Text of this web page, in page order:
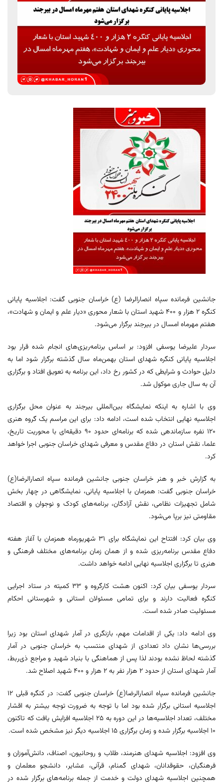
جانشین فرمانده سپاه انصارالرضا (ع) خراسان جنوبی گفت: اجلاسیه پایانی
کنگره ۲ هزار و ۴۰۰ شهید استان با شعار محوری «دیار علم و ایمان و شهادت»،
هفتم مهرماه امسال در بیرجند برگزار می‌شود.
سردار علیرضا یوسفی افزود: بر اساس برنامه‌ریزی‌های انجام شده قرار بود
اجلاسیه پایانی کنگره شهدای استان بهمن‌ماه سال گذشته برگزار شود اما به
دلیل حوادث و شرایطی که در کشور رخ داد، این برنامه به تعویق افتاد و برگزاری
آن به سال جاری موکول شد.
وی با اشاره به اینکه نمایشگاه بین‌المللی بیرجند به عنوان محل برگزاری
اجلاسیه نهایی انتخاب شده است، ادامه داد: برای این مراسم یک گروه هنری
۱۲۰ نفره سازماندهی شده که برنامه‌ای حدود ۹۰ دقیقه‌ای با محوریت تاریخ،
علما، نقش استان در دفاع مقدس و معرفی شهدای خراسان جنوبی اجرا خواهد
کرد.
به گزارش خبر و هنر خراسان جنوبی جانشین فرمانده سپاه انصارالرضا(ع)
خراسان جنوبی گفت: همزمان با اجلاسیه پایانی، نمایشگاهی در چهار بخش
شامل تجهیزات نظامی، نقش آزادگان، برنامه‌های کودک و نوجوان و اقتصاد
مقاومتی نیز برپا می‌شود.
وی بیان کرد: افتتاح این نمایشگاه برای ۳۱ شهریورماه همزمان با آغاز هفته
دفاع مقدس برنامه‌ریزی شده و از همان زمان برنامه‌های مختلف فرهنگی و
هنری تا برگزاری اجلاسیه نهایی ادامه خواهد داشت.
سردار یوسفی بیان کرد: اکنون هشت کارگروه و ۳۳ کمیته در ستاد اجرایی
کنگره فعالیت دارند و برای تمامی مسئولان استانی و شهرستانی احکام
مسئولیت صادر شده است.
وی ادامه داد: یکی از اقدامات مهم، بازنگری در آمار شهدای استان بود زیرا
بررسی‌ها نشان داد تعدادی از شهدای منتسب به خراسان جنوبی در آمار
گذشته لحاظ نشده بودند لذا پس از هماهنگی با بنیاد شهید و مراجع ذی‌ربط،
آمار شهدای استان از حدود ۲ هزار نفر به ۲ هزار و ۴۰۰ شهید اصلاح شد.
جانشین فرمانده سپاه انصارالرضا(ع) خراسان جنوبی گفت: در کنگره قبلی ۱۲
اجلاسیه استانی برگزار شده بود اما با توجه به ضرورت توجه بیشتر به اقشار
مختلف، تعداد اجلاسیه‌ها در این دوره به ۲۵ اجلاسیه افزایش یافت که تاکنون
۱۰ اجلاسیه برگزار شده و زمان برگزاری ۱۵ اجلاسیه دیگر نیز مشخص شده است.
وی افزود: اجلاسیه شهدای هنرمند، طلاب و روحانیون، اصناف، دانش‌آموزان و
فرهنگیان، حقوقدانان، شهدای گمنام، قرآنی، عشایر، دانشجو معلمان و
همچنین اجلاسیه شهدای دولت و خدمت از جمله برنامه‌های برگزار شده در